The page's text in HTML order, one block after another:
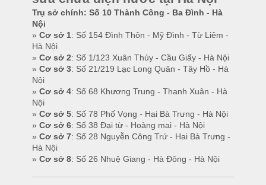
Trụ sở chính: Số 10 Thành Công - Ba Đình - Hà
Nội
» Cơ sở 1: Số 154 Đình Thôn - Mỹ Đình - Từ Liêm -
Hà Nội
» Cơ sở 2: Số 1/123 Xuân Thủy - Cầu Giấy - Hà Nội
» Cơ sở 3: Số 21/219 Lạc Long Quân - Tây Hồ - Hà
Nội
» Cơ sở 4: Số 68 Khương Trung - Thanh Xuân - Hà
Nội
» Cơ sở 5: Số 78 Phố Vọng - Hai Bà Trưng - Hà Nội
» Cơ sở 6: Số 38 Đại từ - Hoàng mai - Hà Nội
» Cơ sở 7: Số 28 Nguyễn Công Trứ - Hai Bà Trưng -
Hà Nội
» Cơ sở 8: Số 26 Nhuệ Giang - Hà Đông - Hà Nội